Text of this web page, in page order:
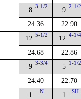
8 3-1/2
24.36
9 2-1/2
22.90
12 5-1/2
24.68
12 4-1/4
22.86
9 3-3/4
24.40
5 1-1/2
22.70
1 N 1 SH